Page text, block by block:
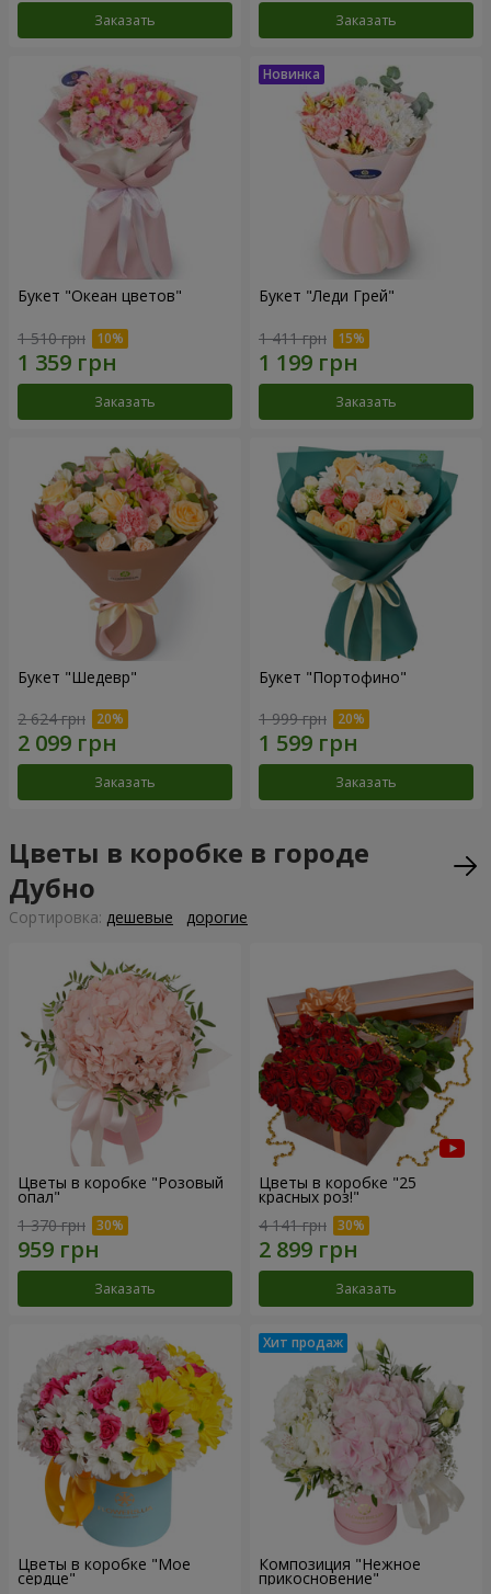
Заказать Заказать
Букет "Океан цветов"
1 510 грн
Заказать
Букет "Леди Грей"
1 411 грн
Заказать
Букет "Шедевр"
2 624 грн
Заказать
Букет "Портофино"
1 999 грн
Заказать
Цветы в коробке в городе
Дубно
Cортировка: дешевые дорогие
Цветы в коробке "Розовый
опал"
1 370 грн
Заказать
Цветы в коробке "25
красных роз!"
4 141 грн
Заказать
Цветы в коробке "Мое
сердце"
Композиция "Нежное
прикосновение"